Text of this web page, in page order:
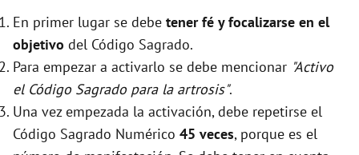
En primer lugar se debe tener fé y focalizarse en el
objetivo del Código Sagrado.
Para empezar a activarlo se debe mencionar "Activo
el Código Sagrado para la artrosis".
Una vez empezada la activación, debe repetirse el
Código Sagrado Numérico 45 veces, porque es el